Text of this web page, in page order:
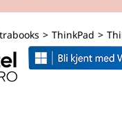
> ThinkPad >